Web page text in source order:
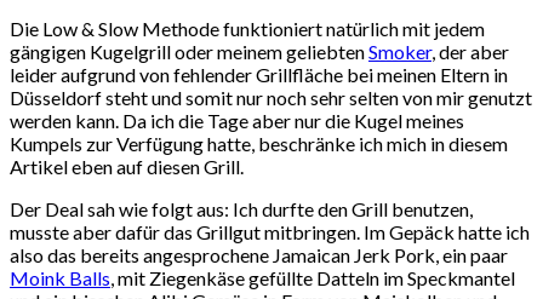
Die Low & Slow Methode funktioniert natürlich mit jedem
gängigen Kugelgrill oder meinem geliebtenSmoker, der aber
leider aufgrund von fehlender Grillfläche bei meinen Eltern in
Düsseldorf steht und somit nur noch sehr selten von mir genutzt
werden kann. Da ich die Tage aber nur die Kugel meines
Kumpels zur Verfügung hatte, beschränke ich mich in diesem
Artikel eben auf diesen Grill.
Der Deal sah wie folgt aus: Ich durfte den Grill benutzen,
musste aber dafür das Grillgut mitbringen. Im Gepäck hatte ich
also das bereits angesprochene Jamaican Jerk Pork, ein paar
Moink Balls, mit Ziegenkäse gefüllte Datteln im Speckmantel